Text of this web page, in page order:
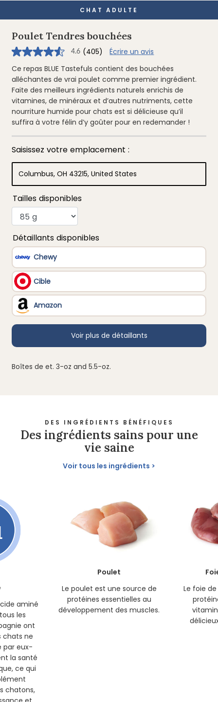
CHAT ADULTE
Poulet Tendres bouchées
4.6
sur
,
valeur
de
note
moyenne.
Read
405
Lien
la
page.
4.6 (405)
Écrire un avis
Ce repas BLUE Tastefuls contient des bouchées
alléchantes de vrai poulet comme premier ingrédient.
Faite des meilleurs ingrédients naturels enrichis de
vitamines, de minéraux et d’autres nutriments, cette
nourriture humide pour chats est si délicieuse qu’il
suffira à votre félin d’y goûter pour en redemander !
Boîtes de et. 3-oz and 5.5-oz.
DES INGRÉDIENTS BÉNÉFIQUES
Des ingrédients sains pour une
vie saine
Voir tous les ingrédients
aminé
les
ont
chats ne
par eux-
la santé
ce qui
chatons,
Poulet
Le poulet est une source de
protéines essentielles au
développement des muscles.
Le foie